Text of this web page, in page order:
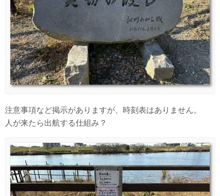
注意事項など掲示がありますが、時刻表はありません。
人が来たら出航する仕組み？